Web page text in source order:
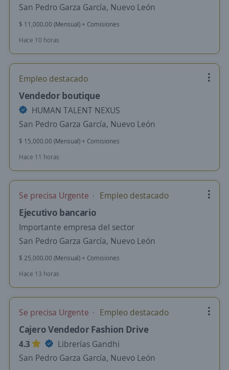
San Pedro Garza García, Nuevo León
$ 11,000.00 (Mensual) + Comisiones
Hace 10 horas
Empleo destacado
Vendedor boutique
HUMAN TALENT NEXUS
San Pedro Garza García, Nuevo León
$ 15,000.00 (Mensual) + Comisiones
Hace 11 horas
Se precisa Urgente Empleo destacado
Ejecutivo bancario
Importante empresa del sector
San Pedro Garza García, Nuevo León
$ 25,000.00 (Mensual) + Comisiones
Hace 13 horas
Se precisa Urgente Empleo destacado
Cajero Vendedor Fashion Drive
4.3
Librerías Gandhi
San Pedro Garza García, Nuevo León